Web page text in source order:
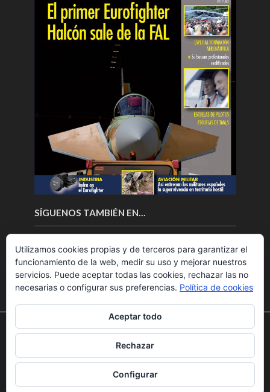
SÍGUENOS TAMBIÉN EN…
Copyright © 2018.Fly News.Noticias aerospacial
UAS aviación comercial
Utilizamos cookies para ofrecerte la mejor experiencia en
nuestra web.
Puedes aprender más sobre qué cookies utilizamos o
desactivarlas en losajustes.
Utilizamos cookies propias y de terceros para garantizar el
funcionamiento de la web, medir su uso y mejorar nuestros
servicios. Puede aceptar todas las cookies, rechazar las no
necesarias o configurar sus preferencias. Política de cookies
Aceptar todo
Rechazar
Configurar